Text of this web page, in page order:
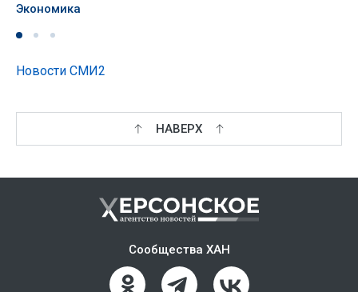
Экономика
Новости СМИ2
НАВЕРХ
Сообщества ХАН